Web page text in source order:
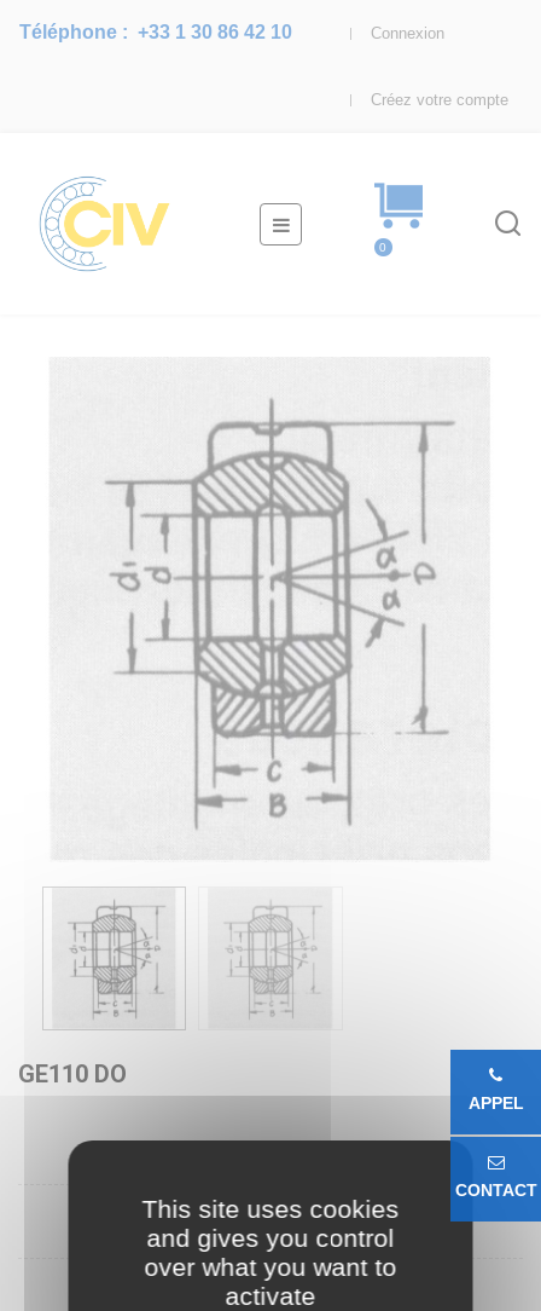
Connexion
Créez votre compte
Téléphone :+33 1 30 86 42 10
Basculer
la
☰
0
GE110 DO
APPEL
CONTACT
This site uses cookies
and gives you control
over what you want to
activate